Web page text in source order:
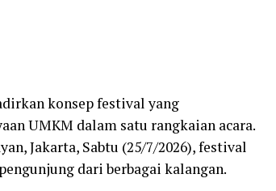
konsep festival yang
UMKM dalam satu rangkaian acara.
Jakarta, Sabtu (25/7/2026), festival
dari berbagai kalangan.